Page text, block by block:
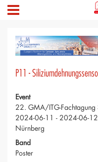
P11 -
Event
22. GMA/ITG-Fachtagung
2024-06-11 - 2024-06-12
Nürnberg
Band
Poster